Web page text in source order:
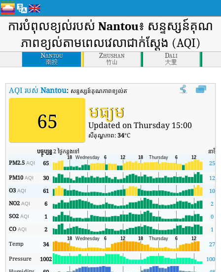
ការបំពុលខ្យល់របស់ Nantou៖ សន្ទស្សន៍គុណ
ភាពខ្យល់តាមពេលវេលាជាក់ស្តែង (AQI)
Nantou
南投
Zhushan
竹山
Dali
大里
AQI របស់Nantou: សន្ទស្សន៍គុណភាពខ្យល់តាមពេលវេលាពិតរបស់ Nantou (AQI)។
65 មធ្យម
Updated on Thursday 15:00
សីតុណ្ហភាព:34°C
បច្ចុប្បន្ន2 ថ្ងៃកន្លងទៅ នាទី
PM2.5AQI 65
25
PM10AQI 30
12
O3AQI 61
10
NO2AQI 6
2
SO2AQI 1
0
COAQI 2
1
Temp
34
27
Pressure
1002 1002